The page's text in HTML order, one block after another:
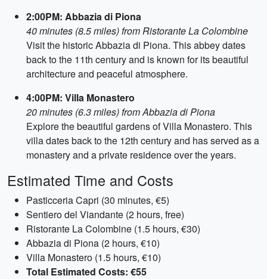
2:00PM: Abbazia di Piona
40 minutes (8.5 miles) from Ristorante La Colombine
Visit the historic Abbazia di Piona. This abbey dates
back to the 11th century and is known for its beautiful
architecture and peaceful atmosphere.
4:00PM: Villa Monastero
20 minutes (6.3 miles) from Abbazia di Piona
Explore the beautiful gardens of Villa Monastero. This
villa dates back to the 12th century and has served as a
monastery and a private residence over the years.
Estimated Time and Costs
Pasticceria Capri (30 minutes, €5)
Sentiero del Viandante (2 hours, free)
Ristorante La Colombine (1.5 hours, €30)
Abbazia di Piona (2 hours, €10)
Villa Monastero (1.5 hours, €10)
Total Estimated Costs: €55